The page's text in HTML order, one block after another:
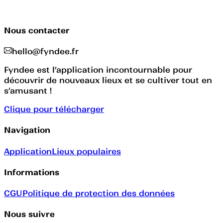
Nous contacter
hello@fyndee.fr
Fyndee est l’application incontournable pour
découvrir de nouveaux lieux et se cultiver tout en
s’amusant !
Clique pour télécharger
Navigation
ApplicationLieux populaires
Informations
CGUPolitique de protection des données
Nous suivre